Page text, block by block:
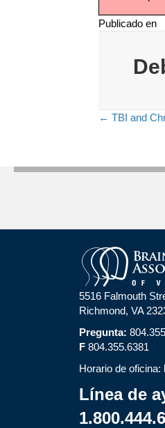
Publicado en
de
← TBI and
5516 Falmouth
Richmond, VA
Pregunta:
F 804.355.6381
Horario de
Línea de